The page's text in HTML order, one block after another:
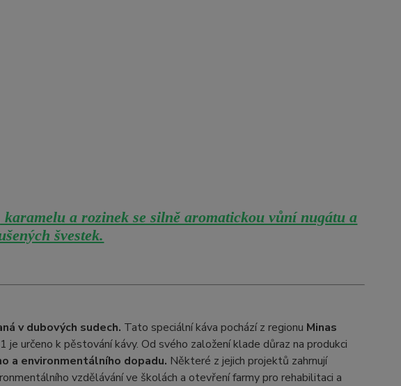
a rozinek se silně aromatickou vůní nugátu a
švestek.
v dubových sudech. Tato speciální káva pochází z regionu Minas
určeno k pěstování kávy. Od svého založení klade důraz na produkci
a environmentálního dopadu. Některé z jejich projektů zahrnují
vzdělávání ve školách a otevření farmy pro rehabilitaci a